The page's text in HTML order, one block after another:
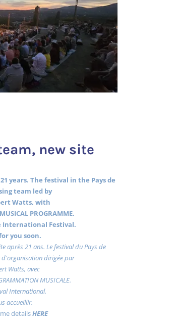
new site
years. The festival in the Pays de
team led by
Watts, with
PROGRAMME.
International Festival.
you soon.
après 21 ans. Le festival du Pays de
d'organisation dirigée par
Watts, avec
MUSICALE.
International.
accueillir.
detailsHERE